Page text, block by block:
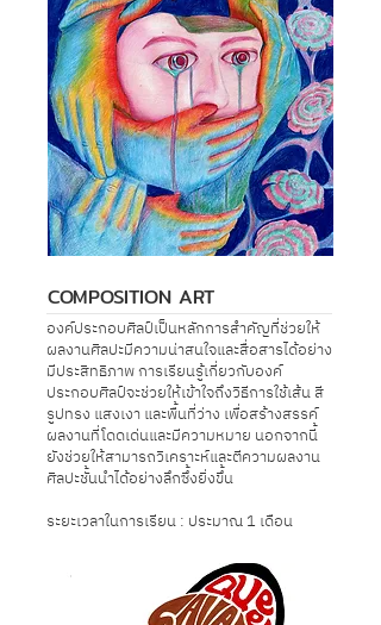
COMPOSITION ART
องค์ประกอบศิลป์เป็นหลักการสำคัญที่ช่วยให้
ผลงานศิลปะมีความน่าสนใจและสื่อสารได้อย่าง
มีประสิทธิภาพ การเรียนรู้เกี่ยวกับองค์
ประกอบศิลป์จะช่วยให้เข้าใจถึงวิธีการใช้เส้น สี
รูปทรง แสงเงา และพื้นที่ว่าง เพื่อสร้างสรรค์
ผลงานที่โดดเด่นและมีความหมาย นอกจากนี้
ยังช่วยให้สามารถวิเคราะห์และตีความผลงาน
ศิลปะชั้นนำได้อย่างลึกซึ้งยิ่งขึ้น
ระยะเวลาในการเรียน : ประมาณ 1 เดือน